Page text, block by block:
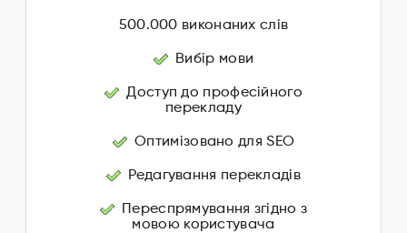
500.000 виконаних слів
Вибір мови
Доступ до професійного
перекладу
Оптимізовано для SEO
Редагування перекладів
Переспрямування згідно з
мовою користувача